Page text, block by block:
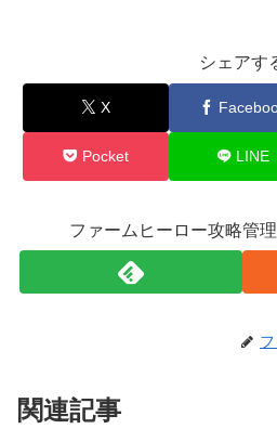
シェアす
X
Pocket LINE
ファームヒーロー攻略管
関連記事